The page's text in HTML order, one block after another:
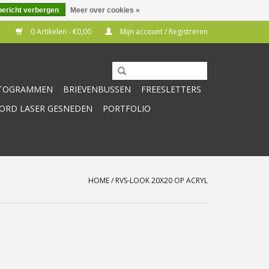
0 Artikelen - €0,00 Mijn account / Registreren
BRIEVENBUSSEN
FREESLETTERS
LASER GESNEDEN
PORTFOLIO
HOME/ RVS-LOOK 20X20 OP ACRYL
verbergen Meer over cookies »